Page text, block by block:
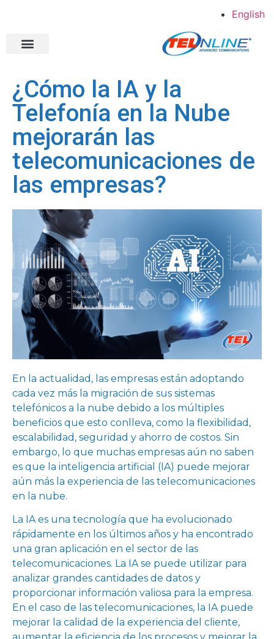
English
¿Cómo la IA y la
Telefonía en la Nube
mejorarán las
telecomunicaciones de
las empresas?
En la actualidad, las empresas están adoptando
cada vez más la migración de sus sistemas
telefónicos a la nube debido a los múltiples
beneficios que esto conlleva, como la flexibilidad,
escalabilidad, seguridad y ahorro de costos. Sin
embargo, lo que muchas empresas aún no saben
es que la inteligencia artificial (IA) puede mejorar
aún más la experiencia de las telecomunicaciones
en la nube.
La IA es una tecnología que ha evolucionado
rápidamente en los últimos años y ha encontrado
una gran aplicación en el sector de las
telecomunicaciones. La IA se puede utilizar para
analizar grandes cantidades de datos y
proporcionar información valiosa para la empresa.
En el caso de las telecomunicaciones, la IA puede
mejorar la calidad de la experiencia del cliente,